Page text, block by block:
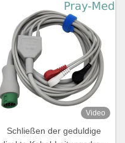
Video
Schließen der geduldige